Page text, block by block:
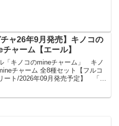
チャ26年9月発売】キノコの
チャーム【エール】
「キノコのmineチャーム」 キノ
チャーム 全8種セット【フルコ
ート/2026年09月発売予定】 「キ